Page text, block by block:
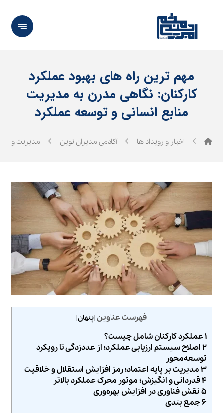
مهم‌ ترین راه‌ های بهبود عملکرد
کارکنان: نگاهی مدرن به مدیریت
منابع انسانی و توسعه عملکرد
اخبار و رویداد ها آکادمی مدیران نوین مدیریت و
فهرست عناوین [پنهان]
۱ عملکرد کارکنان شامل چیست؟
۲ اصلاح سیستم ارزیابی عملکرد؛ از عددزدگی تا رویکرد
توسعه‌محور
۳ مدیریت بر پایه اعتماد؛ رمز افزایش استقلال و خلاقیت
۴ قدردانی و انگیزش؛ موتور محرک عملکرد بالاتر
۵ نقش فناوری در افزایش بهره‌وری
۶ جمع‌ بندی